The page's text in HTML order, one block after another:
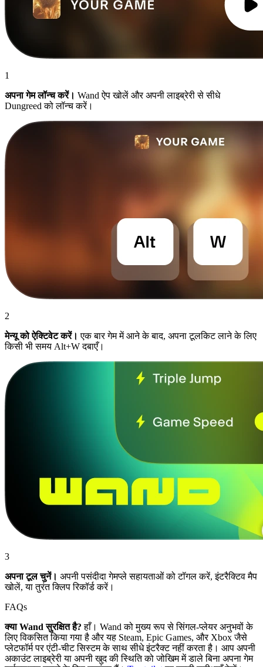
1
अपना गेम लॉन्च करें। Wand ऐप खोलें और अपनी लाइब्रेरी से सीधे
Dungreed को लॉन्च करें।
2
मेन्यू को ऐक्टिवेट करें। एक बार गेम में आने के बाद, अपना टूलकिट लाने के लिए
किसी भी समय Alt+W दबाएँ।
3
अपना टूल चुनें। अपनी पसंदीदा गेमप्ले सहायताओं को टॉगल करें, इंटरैक्टिव मैप
खोलें, या तुरंत क्लिप रिकॉर्ड करें।
FAQs
क्या Wand सुरक्षित है? हाँ। Wand को मुख्य रूप से सिंगल-प्लेयर अनुभवों के
लिए विकसित किया गया है और यह Steam, Epic Games, और Xbox जैसे
प्लेटफॉर्म पर एंटी-चीट सिस्टम के साथ सीधे इंटरैक्ट नहीं करता है। आप अपनी
अकाउंट लाइब्रेरी या अपनी खुद की स्थिति को जोखिम में डाले बिना अपना गेम